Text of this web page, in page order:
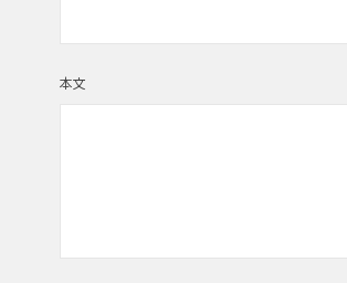
有難うございます。立派なじゃがいも届
本文